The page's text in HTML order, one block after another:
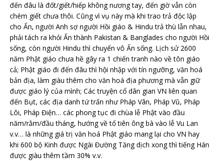
đến đâu là đốt/giết/hiếp không nương tay, đến giờ vẫn còn
chém giết chưa thôi. Cũng vì vụ này mà khi trao trả độc lập
cho Ấn, người Anh sợ người Hồi giáo & Hindu trả thù lẫn nhau,
phải tách ra khỏi Ấn thành Pakistan & Banglades cho người Hồi
sống, còn người Hindu thì chuyển vô Ấn sống. Lịch sử 2600
năm Phật giáo chưa hề gây ra 1 chiến tranh nào về tôn giáo
cả; Phật giáo đi đến đâu thì hội nhập với tín ngưỡng, văn hoá
bản địa, làm giàu thêm cho văn hoá địa phương mà vẫn giữ
được giáo lý của mình; Các truyện cổ dân gian VN liên quan
đến Bụt, các địa danh tứ trấn như Pháp Vân, Pháp Vũ, Pháp
Lôi, Pháp Điện… các phong tục đi chùa lễ Phật vào đầu
năm/rằm/đầu tháng, hướng về tổ tiên ông bà vào lễ Vu Lan
v.v… là những giá trị văn hoá Phật giáo mang lại cho VN hay
khi 600 bộ Kinh được Ngài Đường Tăng dịch xong thì tiếng Hán
được giàu thêm tầm 30% v.v.